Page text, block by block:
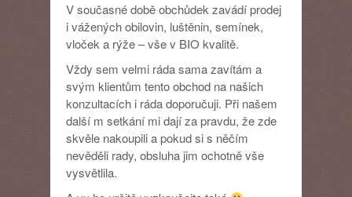
V současné době obchůdek zavádí prodej
i vážených obilovin, luštěnin, semínek,
vloček a rýže – vše v BIO kvalitě.
Vždy sem velmi ráda sama zavítám a
svým klientům tento obchod na našich
konzultacích i ráda doporučuji. Při našem
další m setkání mi dají za pravdu, že zde
skvěle nakoupili a pokud si s něčím
nevěděli rady, obsluha jim ochotně vše
vysvětlila.